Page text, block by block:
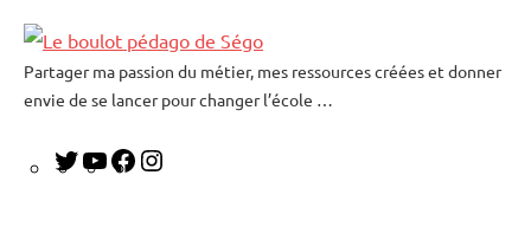
Le
boulot
Partager ma passion du métier, mes ressources créées et donner
envie de se lancer pour changer l’école …